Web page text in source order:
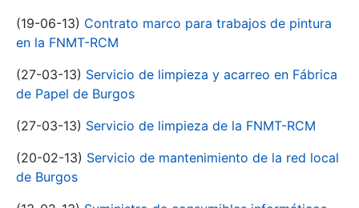
(19-06-13) Contrato marco para trabajos de pintura
en la FNMT-RCM
(27-03-13) Servicio de limpieza y acarreo en Fábrica
de Papel de Burgos
(27-03-13) Servicio de limpieza de la FNMT-RCM
(20-02-13) Servicio de mantenimiento de la red local
de Burgos